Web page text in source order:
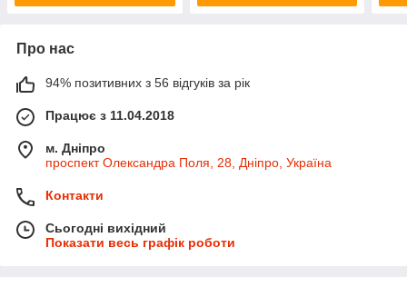
Про нас
94% позитивних з 56 відгуків за рік
Працює з 11.04.2018
м. Дніпро
проспект Олександра Поля, 28, Дніпро, Україна
Контакти
Сьогодні вихідний
Показати весь графік роботи